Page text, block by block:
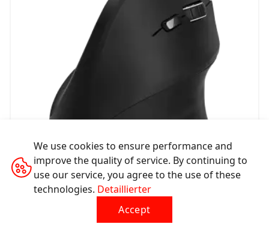
We use cookies to ensure performance and
improve the quality of service. By continuing to
use our service, you agree to the use of these
technologies. Detaillierter
Accept